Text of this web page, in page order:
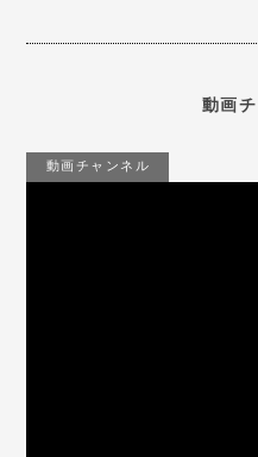
動画
動画チャンネル